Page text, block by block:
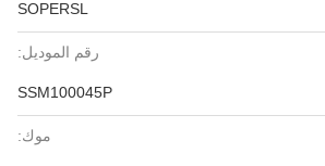
SOPERSL
رقم الموديل:
SSM100045P
موك: